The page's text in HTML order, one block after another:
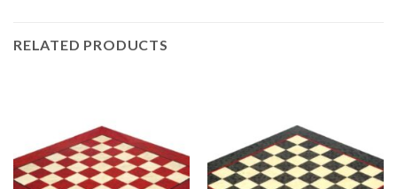
RELATED PRODUCTS